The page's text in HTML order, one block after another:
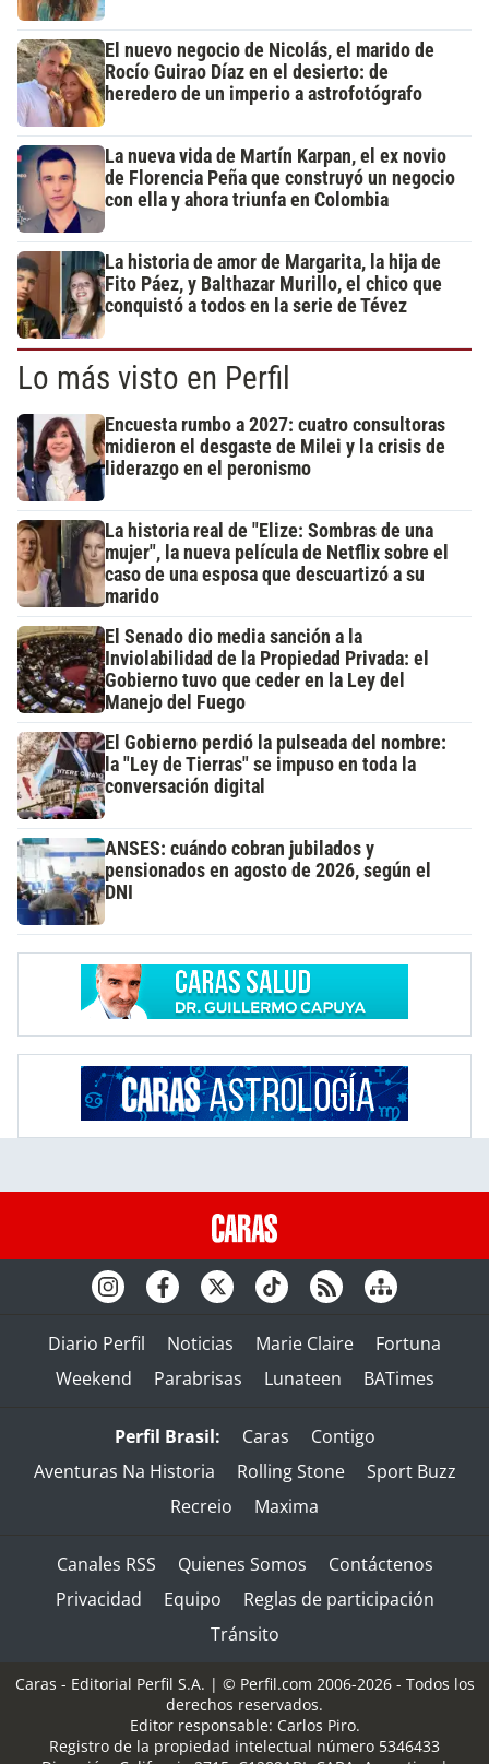
El nuevo negocio de Nicolás, el marido de
Rocío Guirao Díaz en el desierto: de
heredero de un imperio a astrofotógrafo
La nueva vida de Martín Karpan, el ex novio
de Florencia Peña que construyó un negocio
con ella y ahora triunfa en Colombia
La historia de amor de Margarita, la hija de
Fito Páez, y Balthazar Murillo, el chico que
conquistó a todos en la serie de Tévez
Lo más visto en Perfil
Encuesta rumbo a 2027: cuatro consultoras
midieron el desgaste de Milei y la crisis de
liderazgo en el peronismo
La historia real de "Elize: Sombras de una
mujer", la nueva película de Netflix sobre el
caso de una esposa que descuartizó a su
marido
El Senado dio media sanción a la
Inviolabilidad de la Propiedad Privada: el
Gobierno tuvo que ceder en la Ley del
Manejo del Fuego
El Gobierno perdió la pulseada del nombre:
la "Ley de Tierras" se impuso en toda la
conversación digital
ANSES: cuándo cobran jubilados y
pensionados en agosto de 2026, según el
DNI
Diario Perfil Noticias Marie Claire
Fortuna
Weekend
Parabrisas Lunateen BATimes
Perfil Brasil: Caras
Contigo
Aventuras Na Historia
Rolling Stone
Sport Buzz
Recreio
Maxima
Canales RSS Quienes Somos
Contáctenos
Privacidad
Equipo
Reglas de participación
Tránsito
Caras - Editorial Perfil S.A. | © Perfil.com 2006-2026 - Todos los
derechos reservados.
Editor responsable: Carlos Piro.
Registro de la propiedad intelectual número 5346433